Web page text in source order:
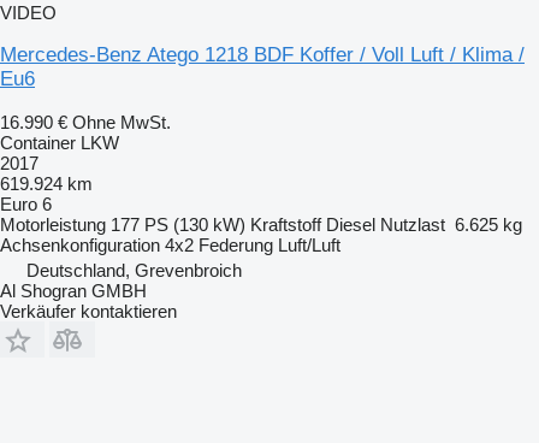
VIDEO
Mercedes-Benz Atego 1218 BDF Koffer / Voll Luft / Klima /
Eu6
16.990 € Ohne MwSt.
Container LKW
2017
619.924 km
Euro 6
Motorleistung 177 PS (130 kW) Kraftstoff Diesel Nutzlast 6.625 kg
Achsenkonfiguration 4x2 Federung Luft/Luft
Deutschland, Grevenbroich
Al Shogran GMBH
Verkäufer kontaktieren